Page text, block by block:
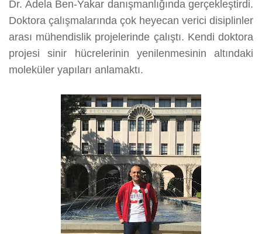
Dr. Adela Ben-Yakar danışmanlığında gerçekleştirdi.
Doktora çalışmalarında çok heyecan verici disiplinler
arası mühendislik projelerinde çalıştı. Kendi doktora
projesi sinir hücrelerinin yenilenmesinin altındaki
moleküler yapıları anlamaktı.